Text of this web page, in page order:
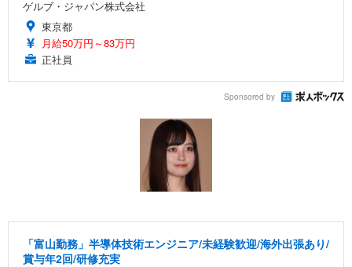
ゲルブ・ジャパン株式会社
東京都
月給50万円～83万円
正社員
Sponsored by
「富山勤務」半導体技術エンジニア/未経験歓迎/海外出張あり/
賞与年2回/研修充実